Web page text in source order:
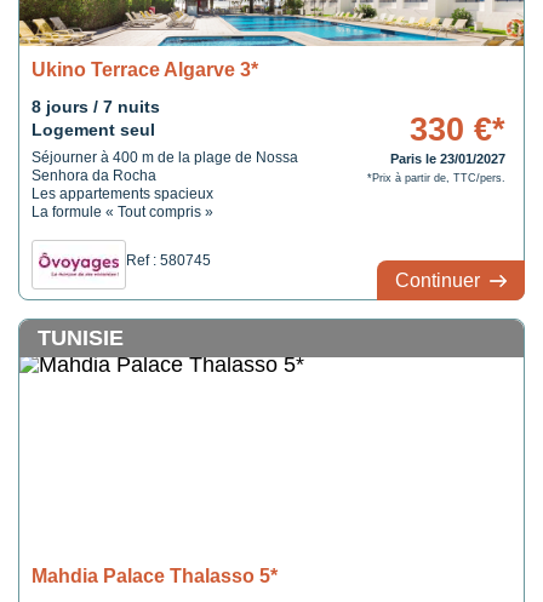
Ukino Terrace Algarve 3*
8 jours / 7 nuits
Logement seul
Séjourner à 400 m de la plage de Nossa
Senhora da Rocha
Les appartements spacieux
La formule « Tout compris »
Ref : 580745
330 €*
Paris le 23/01/2027
*Prix à partir de, TTC/pers.
Continuer
TUNISIE
Mahdia Palace Thalasso 5*